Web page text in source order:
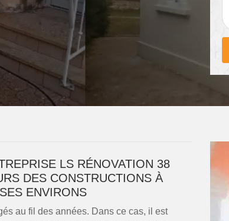
LS RÉNOVATION 38
DES CONSTRUCTIONS À
ENVIRONS
au fil des années. Dans ce cas, il est